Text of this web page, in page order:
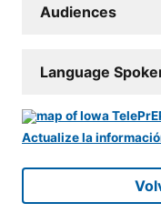
Audiences
Language
Actualize la